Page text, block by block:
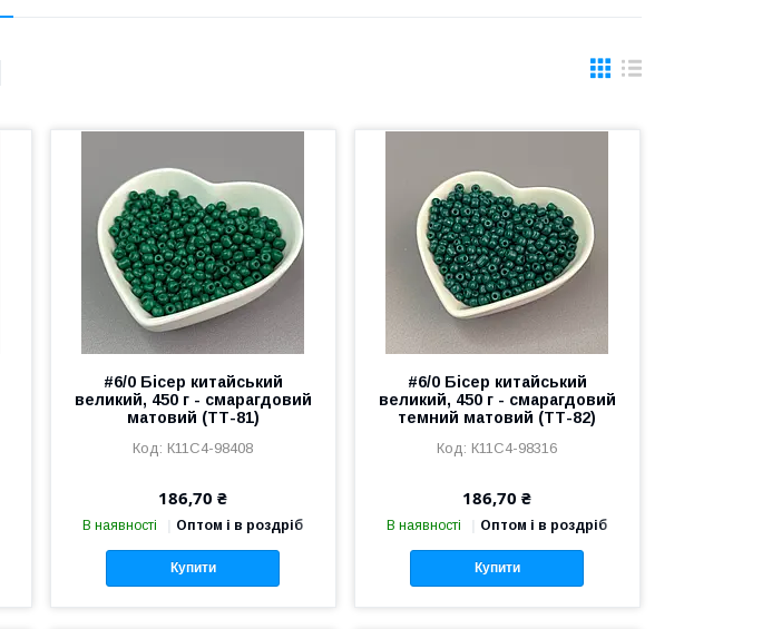
#6/0 Бісер китайський
великий, 450 г - смарагдовий
матовий (ТТ-81)
К11С4-98408
186,70 ₴
В наявності Оптом і в роздріб
Купити
#6/0 Бісер китайський
великий, 450 г - смарагдовий
темний матовий (ТТ-82)
К11С4-98316
186,70 ₴
В наявності Оптом і в роздріб
Купити